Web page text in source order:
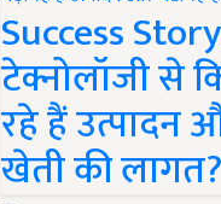
Success
टेक्नोलॉजी से
रहे हैं उत्पादन
खेती की लागत?